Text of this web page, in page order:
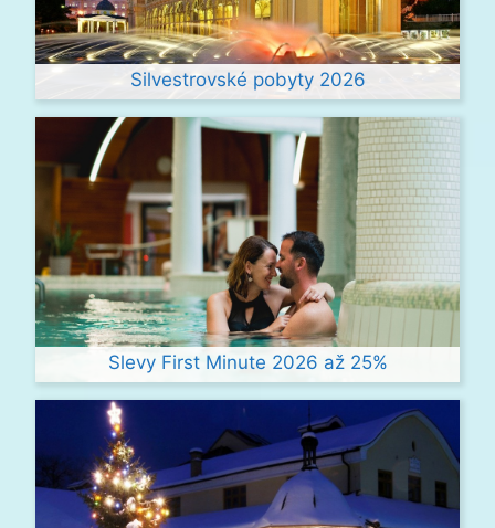
Silvestrovské pobyty 2026
Slevy First Minute 2026 až 25%